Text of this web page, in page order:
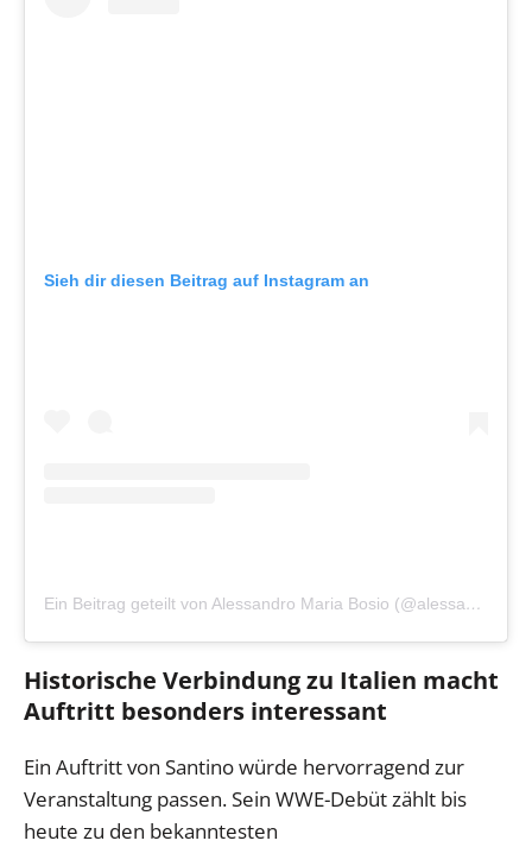
Sieh dir diesen Beitrag auf Instagram an
Ein Beitrag geteilt von Alessandro Maria Bosio (@alessandro_maria_bosio)
Historische Verbindung zu Italien macht
Auftritt besonders interessant
Ein Auftritt von Santino würde hervorragend zur
Veranstaltung passen. Sein WWE-Debüt zählt bis
heute zu den bekanntesten